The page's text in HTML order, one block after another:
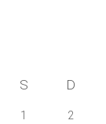
S D
1 2